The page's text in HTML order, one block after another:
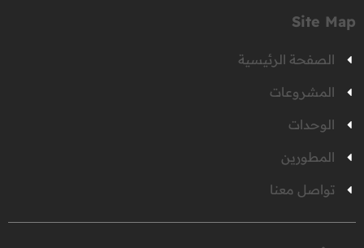
Site Map
الصفحة الرئيسية
المشروعات
الوحدات
المطورين
تواصل معنا